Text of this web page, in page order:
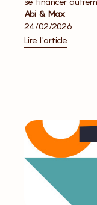
Abi & Max
24/02/2026
Lire l'article